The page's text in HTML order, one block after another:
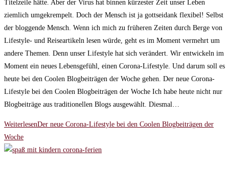
Titelzeile hätte. Aber der Virus hat binnen kürzester Zeit unser Leben
ziemlich umgekrempelt. Doch der Mensch ist ja gottseidank flexibel! Selbst
der bloggende Mensch. Wenn ich mich zu früheren Zeiten durch Berge von
Lifestyle- und Reiseartikeln lesen würde, geht es im Moment vermehrt um
andere Themen. Denn unser Lifestyle hat sich verändert. Wir entwickeln im
Moment ein neues Lebensgefühl, einen Corona-Lifestyle. Und darum soll es
heute bei den Coolen Blogbeiträgen der Woche gehen. Der neue Corona-
Lifestyle bei den Coolen Blogbeiträgen der Woche Ich habe heute nicht nur
Blogbeiträge aus traditionellen Blogs ausgewählt. Diesmal…
WeiterlesenDer neue Corona-Lifestyle bei den Coolen Blogbeiträgen der
Woche